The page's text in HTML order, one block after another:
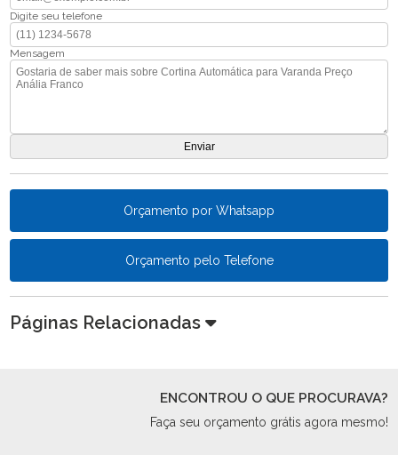
Digite seu telefone
Mensagem
Orçamento por Whatsapp
Orçamento pelo Telefone
Páginas Relacionadas
ENCONTROU O QUE PROCURAVA?
Faça seu orçamento grátis agora mesmo!